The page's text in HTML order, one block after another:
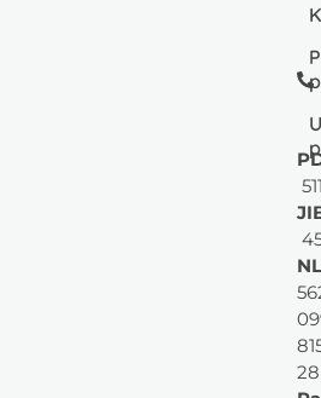
28